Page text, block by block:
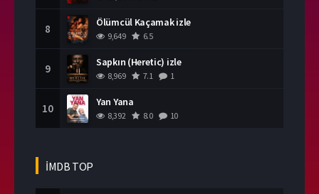
8 Ölümcül Kaçamak izle
9,649 6.5
9 Sapkın (Heretic) izle
8,969 7.1 1
10 Yan Yana
8,392 8.0 10
İMDB TOP